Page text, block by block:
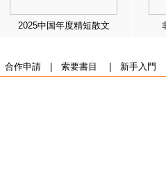
2025中国年度精短散文
合作申請| 索要書目 新手入門